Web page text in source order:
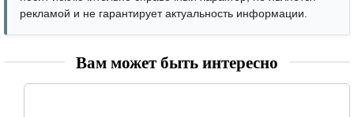
рекламой и не гарантирует актуальность информации.
Вам может быть интересно